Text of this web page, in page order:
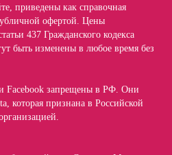
приведены как справочная
офертой. Цены
437 Гражданского кодекса
быть изменены в любое время без
Facebook запрещены в РФ. Они
которая признана в Российской